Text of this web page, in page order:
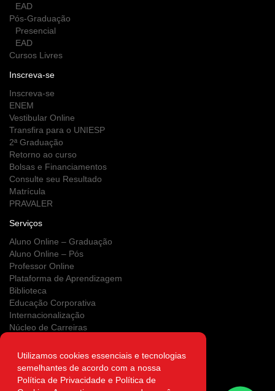
Utilizamos cookies essenciais e tecnologias
semelhantes de acordo com a nossa
Política de Privacidade e Política de
EAD
Pós-Graduação
Presencial
EAD
Cursos Livres
Inscreva-se
Inscreva-se
ENEM
Vestibular Online
Transfira para o UNIESP
2ª Graduação
Retorno ao curso
Bolsas e Financiamentos
Consulte seu Resultado
Matrícula
PRAVALER
Serviços
Aluno Online – Graduação
Aluno Online – Pós
Professor Online
Plataforma de Aprendizagem
Biblioteca
Educação Corporativa
Internacionalização
Núcleo de Carreiras
NUPS
Clínica Escola
Área do Egresso
Atendimento on-line